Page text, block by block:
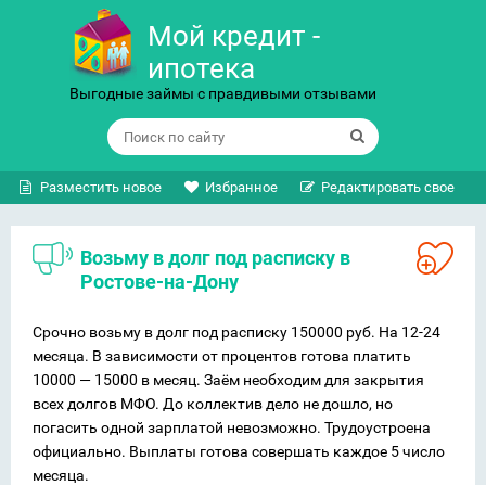
Мой кредит -
ипотека
Выгодные займы с правдивыми отзывами
Разместить новое Избранное Редактировать свое
Возьму в долг под расписку в
Ростове-на-Дону
Срочно возьму в долг под расписку 150000 руб. На 12-24
месяца. В зависимости от процентов готова платить
10000 — 15000 в месяц. Заём необходим для закрытия
всех долгов МФО. До коллектив дело не дошло, но
погасить одной зарплатой невозможно. Трудоустроена
официально. Выплаты готова совершать каждое 5 число
месяца.